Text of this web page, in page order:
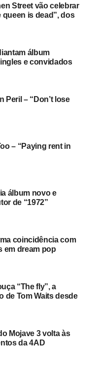
Street vão celebrar
queen is dead”, dos
álbum
e convidados
Peril – “Don’t lose
– “Paying rent in
álbum novo e
de “1972”
coincidência com
em dream pop
“The fly”, a
de Tom Waits desde
Mojave 3 volta às
da 4AD